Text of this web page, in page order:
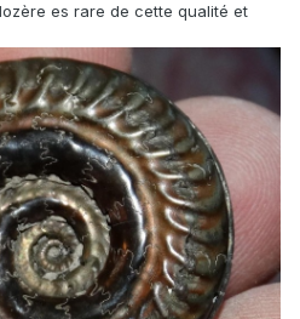
es rare de cette qualité et